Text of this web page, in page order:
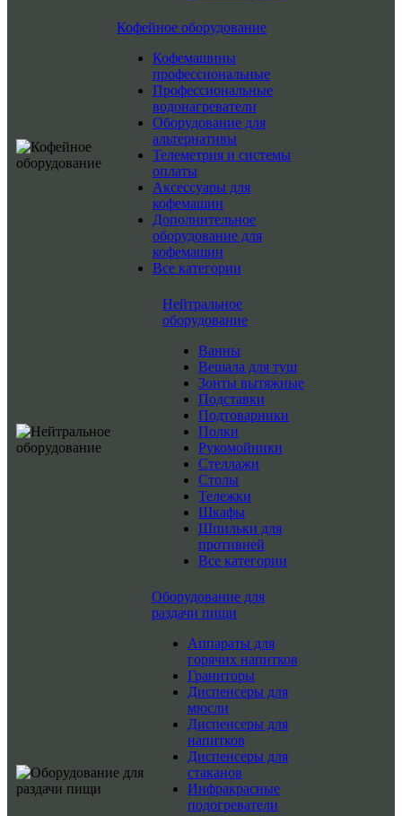
Кофейное оборудование
Кофемашины
профессиональные
Профессиональные
водонагреватели
Оборудование для
альтернативы
Телеметрия и системы
оплаты
Аксессуары для
кофемашин
Дополнительное
оборудование для
кофемашин
Все категории
Нейтральное
оборудование
Ванны
Вешала для туш
Зонты вытяжные
Подставки
Подтоварники
Полки
Рукомойники
Стеллажи
Столы
Тележки
Шкафы
Шпильки для
противней
Все категории
Оборудование для
раздачи пищи
Аппараты для
горячих напитков
Граниторы
Диспенсеры для
мюсли
Диспенсеры для
напитков
Диспенсеры для
стаканов
Инфракрасные
подогреватели